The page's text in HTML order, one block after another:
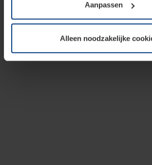
soorten cookies is uw toestemming
toestemming kunt u op elk moment bij
wijzigen of herroepen.
Aanpassen
Alleen noodzakelijke